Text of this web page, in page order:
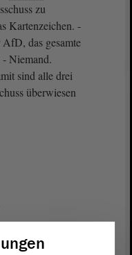
zu
Kartenzeichen. -
das gesamte
- Niemand.
sind alle drei
überwiesen